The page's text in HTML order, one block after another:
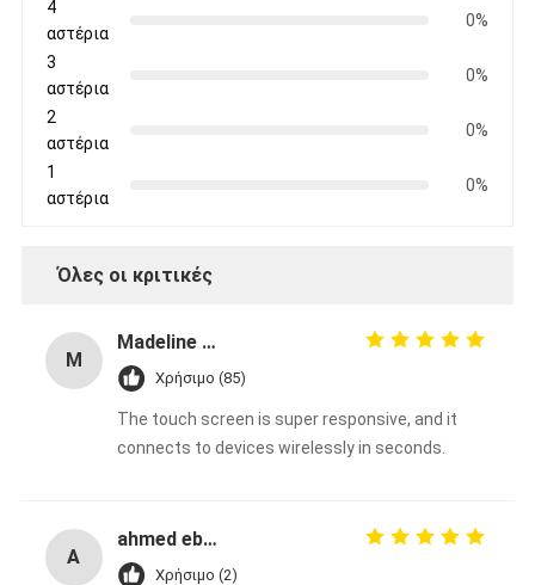
4
αστέρια
0%
3
αστέρια
0%
2
αστέρια
0%
1
αστέρια
0%
Όλες οι κριτικές
M
Madeline Varg
Χρήσιμο (85)
The touch screen is super responsive, and it
connects to devices wirelessly in seconds.
A
ahmed ebeid
Χρήσιμο (2)